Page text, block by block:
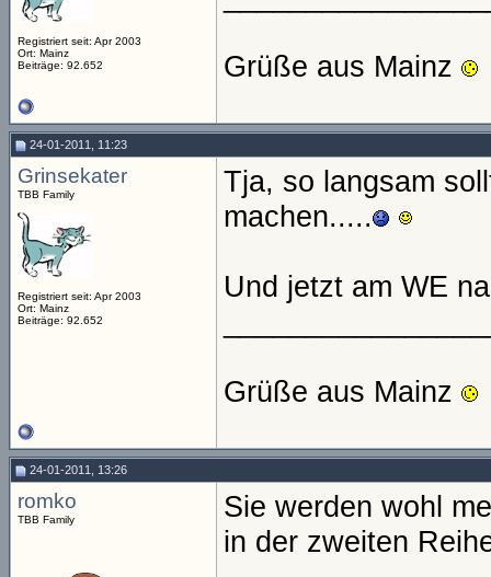
Registriert seit: Apr 2003
Ort: Mainz
Beiträge: 92.652
Grüße aus Mainz
24-01-2011, 11:23
Grinsekater
TBB Family
Registriert seit: Apr 2003
Ort: Mainz
Beiträge: 92.652
Tja, so langsam
machen.....
Und jetzt am WE
Grüße aus Mainz
24-01-2011, 13:26
romko
TBB Family
Sie werden wohl
in der zweiten